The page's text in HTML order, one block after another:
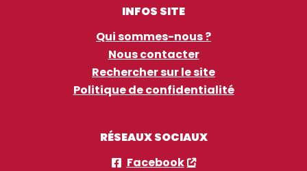
INFOS SITE
Qui sommes-nous ?
Nous contacter
Rechercher sur le site
Politique de confidentialité
RÉSEAUX SOCIAUX
Facebook